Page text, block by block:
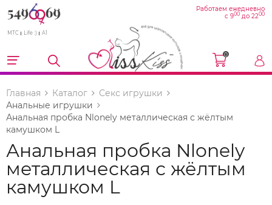
МТС Life :) A1
Работаем ежедневно
с 900 до 2200
0
Главная Каталог
Секс игрушки
Анальные игрушки
Анальная пробка Nlonely металлическая с жёлтым
камушком L
Анальная пробка Nlonely
металлическая с жёлтым
камушком L